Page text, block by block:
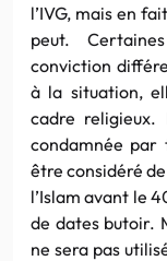
l’IVG, mais en
peut.
conviction
à la situation,
cadre
condamnée par
être considéré
l’Islam avant le
de dates butoir.
ne sera pas